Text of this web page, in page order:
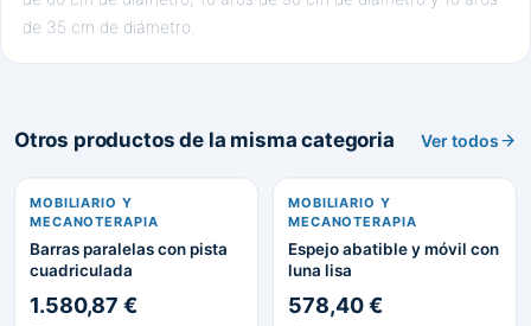
de 35 cm de diámetro.
Otros productos de la misma categoria Ver todos
MOBILIARIO Y
MECANOTERAPIA
Barras paralelas con pista
cuadriculada
1.580,87 €
MOBILIARIO Y
MECANOTERAPIA
Espejo abatible y móvil con
luna lisa
578,40 €